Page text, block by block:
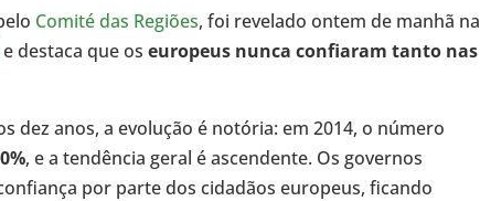
Comité das Regiões, foi revelado ontem de manhã na
e destaca que oseuropeus nunca confiaram tanto nas
dez anos, a evolução é notória: em 2014, o número
, e a tendência geral é ascendente. Os governos
por parte dos cidadãos europeus, ficando